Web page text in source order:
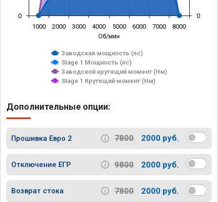
Об/мин
Заводская мощность (лс)
Stage 1 Мощность (лс)
Заводской крутящий момент (Нм)
Stage 1 Крутящий момент (Нм)
1000 2000 3000 4000 5000 6000 7000 8000
0 0
Дополнительные опции:
Прошивка Евро 2 7800 2000 руб.
Отключение ЕГР 9800 2000 руб.
Возврат стока 7800 2000 руб.